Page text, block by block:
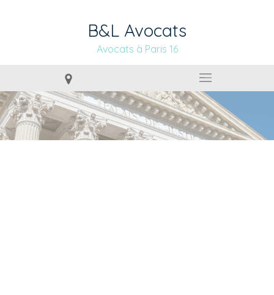
B&L Avocats
Avocats à Paris 16